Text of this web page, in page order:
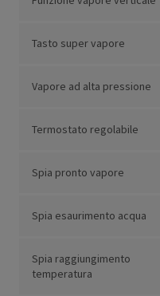
Tasto super vapore
Vapore ad alta pressione
Termostato regolabile
Spia pronto vapore
Spia esaurimento acqua
Spia raggiungimento
temperatura